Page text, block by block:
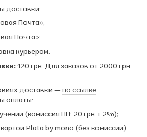
доставки:
Почта»;
Почта»;
курьером.
120 грн. Для заказов от 2000 грн
доставки — по ссылке.
оплаты:
(комиссия НП: 20 грн + 2%);
Plata by mono (без комиссий).